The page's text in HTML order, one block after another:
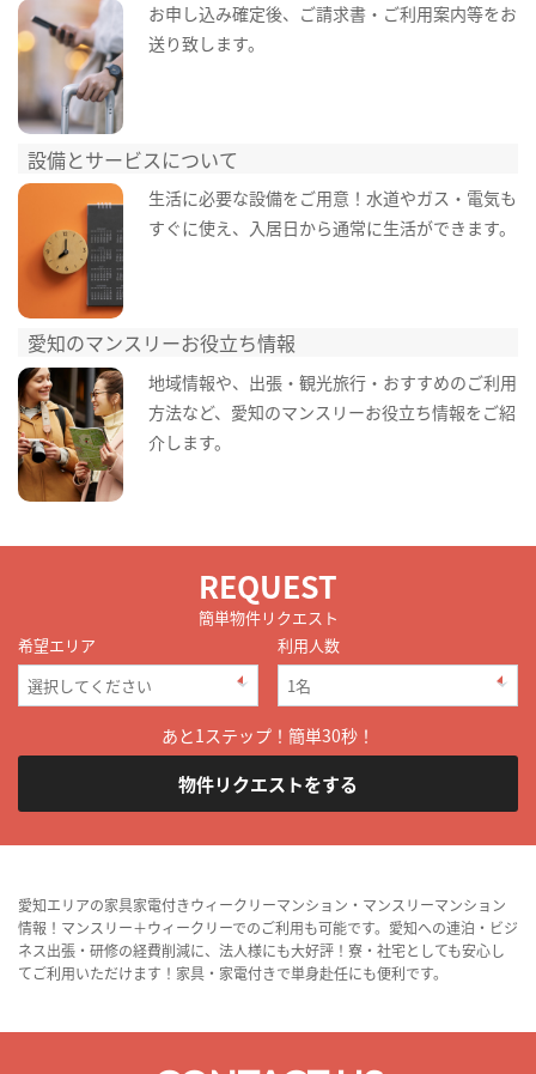
お申し込み確定後、ご請求書・ご利用案内等をお
送り致します。
設備とサービスについて
生活に必要な設備をご用意！水道やガス・電気も
すぐに使え、入居日から通常に生活ができます。
愛知のマンスリーお役立ち情報
地域情報や、出張・観光旅行・おすすめのご利用
方法など、愛知のマンスリーお役立ち情報をご紹
介します。
REQUEST
簡単物件リクエスト
希望エリア
利用人数
あと1ステップ！簡単30秒！
物件リクエストをする
愛知エリアの家具家電付きウィークリーマンション・マンスリーマンション
情報！マンスリー＋ウィークリーでのご利用も可能です。愛知への連泊・ビジ
ネス出張・研修の経費削減に、法人様にも大好評！寮・社宅としても安心し
てご利用いただけます！家具・家電付きで単身赴任にも便利です。